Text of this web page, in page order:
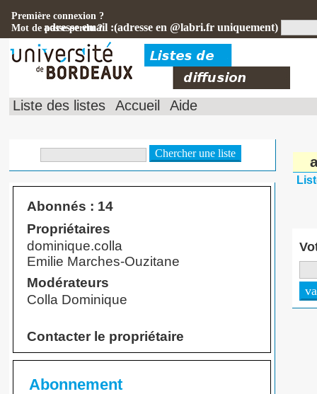
adresse email :(adresse en @labri.fr uniquement)
Première connexion ?
Mot de passe perdu ?
Liste des listes Accueil Aide
Abonnés : 14
Propriétaires
dominique.colla
Emilie Marches-Ouzitane
Modérateurs
Colla Dominique
Contacter le propriétaire
Abonnement